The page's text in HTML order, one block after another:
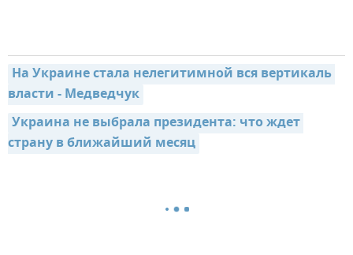
На Украине стала нелегитимной вся вертикаль
власти - Медведчук
Украина не выбрала президента: что ждет
страну в ближайший месяц